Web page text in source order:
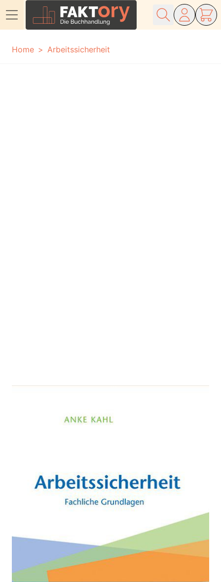
Home
Arbeitssicherheit
Arbeitssicherheit
Fachliche Grundlagen
Brücher Franziska ua.
Verlag:
Schmidt, Erich
28.03.2019